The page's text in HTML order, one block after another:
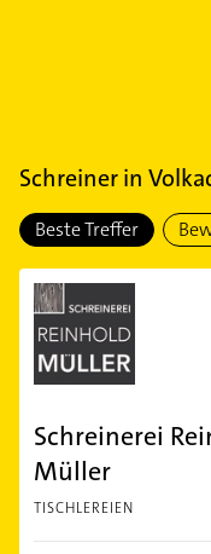
Schreinerin
Beste Treffer
Schreinerei
Müller
TISCHLEREIEN